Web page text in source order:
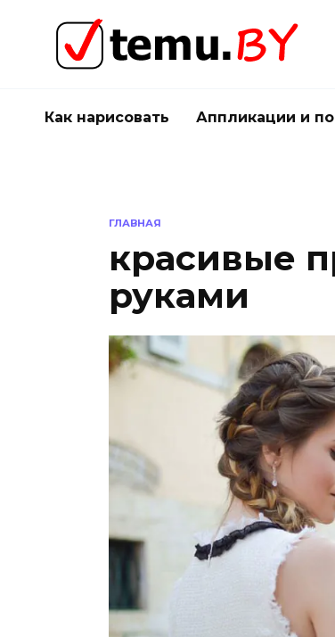
содержанию
Как нарисовать Аппликации и
ГЛАВНАЯ
красивые
руками